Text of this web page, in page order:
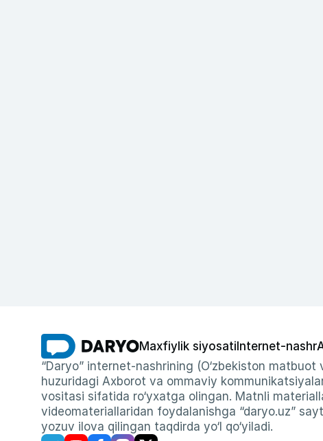
Maxfiylik siyosati Internet-nashr
“Daryo” internet-nashrining (O‘zbekiston
huzuridagi Axborot va ommaviy
vositasi sifatida ro‘yxatga olingan. Matnli
videomateriallaridan foydalanishga “daryo.uz”
yozuv ilova qilingan taqdirda yo‘l qo‘yiladi.